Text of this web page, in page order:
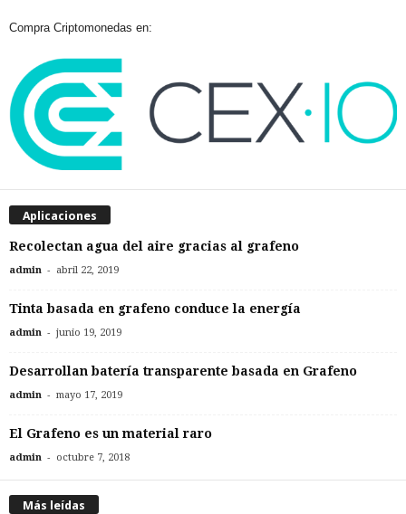
Compra Criptomonedas en:
Aplicaciones
Recolectan agua del aire gracias al grafeno
admin - abril 22, 2019
Tinta basada en grafeno conduce la energía
admin - junio 19, 2019
Desarrollan batería transparente basada en Grafeno
admin - mayo 17, 2019
El Grafeno es un material raro
admin - octubre 7, 2018
Más leídas